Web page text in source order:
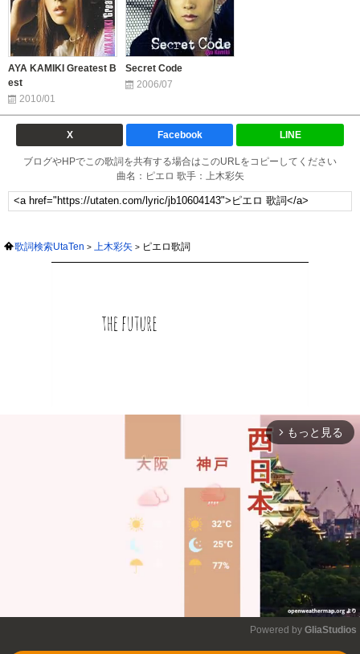
AYA KAMIKI Greatest B
est
2010/01
Secret Code
2006/07
X Facebook LINE
ブログやHPでこの歌詞を共有する場合はこのURLをコピーしてください
曲名：ピエロ 歌手：上木彩矢
歌詞検索UtaTen 上木彩矢 ピエロ歌詞
arrow_forward_ios もっと見る
Powered by GliaStudios